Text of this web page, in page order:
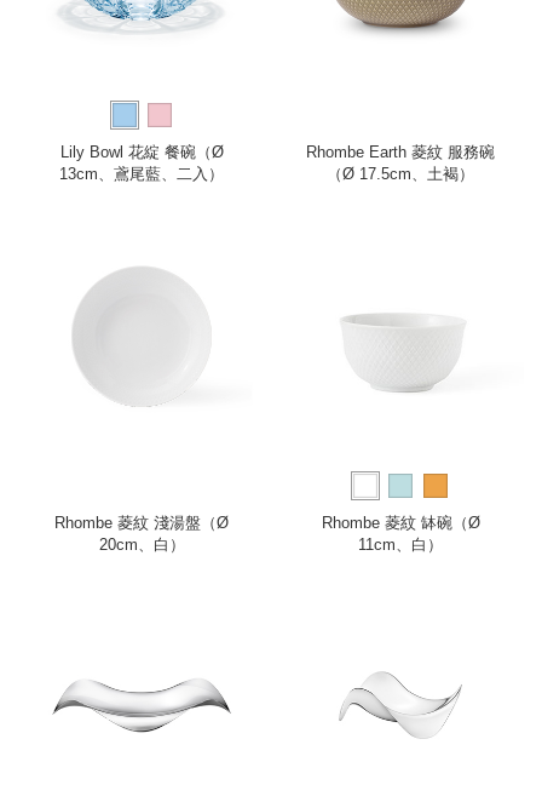
Lily Bowl 花綻 餐碗（Ø
13cm、鳶尾藍、二入）
Rhombe Earth 菱紋 服務碗
（Ø 17.5cm、土褐）
Rhombe 菱紋 淺湯盤（Ø
20cm、白）
Rhombe 菱紋 缽碗（Ø
11cm、白）